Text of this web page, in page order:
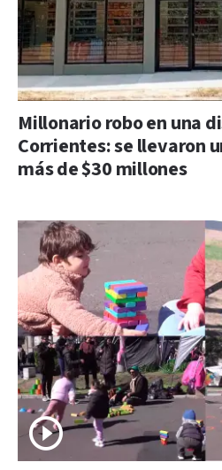
Millonario robo en una
Corrientes: se llevaron
más de $30 millones